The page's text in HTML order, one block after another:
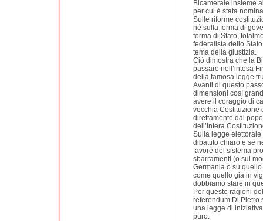
Bicamerale insieme
per cui è stata
Sulle riforme
né sulla forma di
forma di Stato,
federalista dello
tema della giustizia.
Ciò dimostra che la
passare nell’intesa
della famosa legge
Avanti di questo
dimensioni così
avere il coraggio di
vecchia Costituzione
direttamente dal
dell’intera
Sulla legge
dibattito chiaro e se
favore del sistema
sbarramenti (o sul
Germania o su
come quello già in
dobbiamo stare in
Per queste ragioni
referendum Di Pietro
una legge di
puro.